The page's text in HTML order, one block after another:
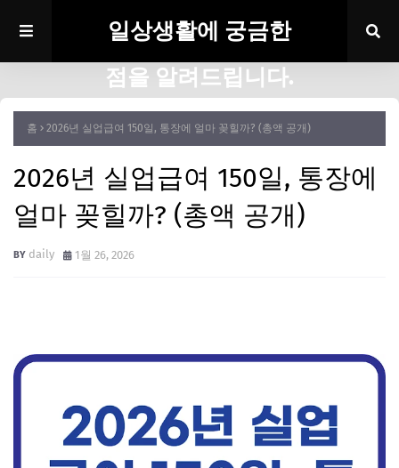
일상생활에 궁금한
점을 알려드립니다.
홈 2026년 실업급여 150일, 통장에 얼마 꽂힐까? (총액 공개)
2026년 실업급여 150일, 통장에
얼마 꽂힐까? (총액 공개)
daily 1월 26, 2026